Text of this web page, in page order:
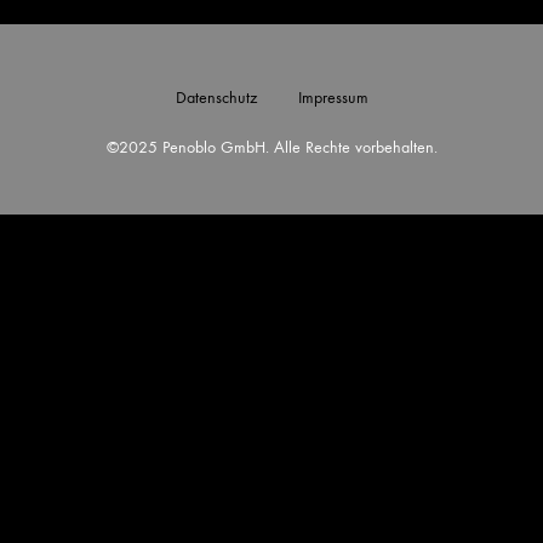
©2025 Penoblo GmbH. Alle Rechte vorbehalten.
Datenschutz Impressum